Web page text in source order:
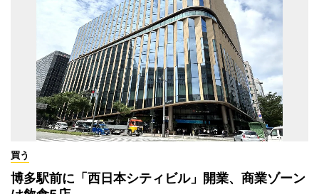
買う
博多駅前に「西日本シティビル」開業、商業ゾーン